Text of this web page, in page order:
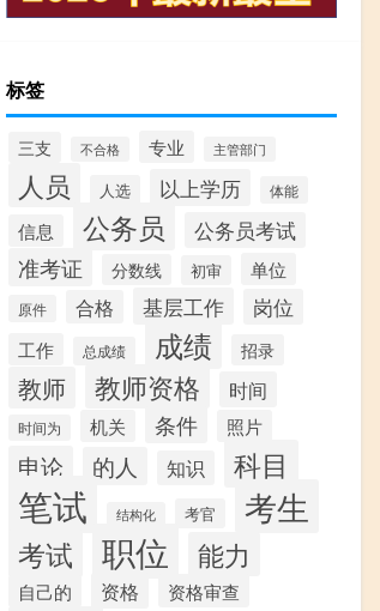
标签
三支 不合格 专业 主管部门
人员 人选 以上学历 体能
信息 公务员 公务员考试
准考证 分数线 初审 单位
原件 合格 基层工作 岗位
工作 总成绩 成绩 招录
教师 教师资格 时间
时间为 机关 条件 照片
申论 的人 知识 科目
笔试 结构化 考官 考生
考试 职位 能力
自己的 资格 资格审查